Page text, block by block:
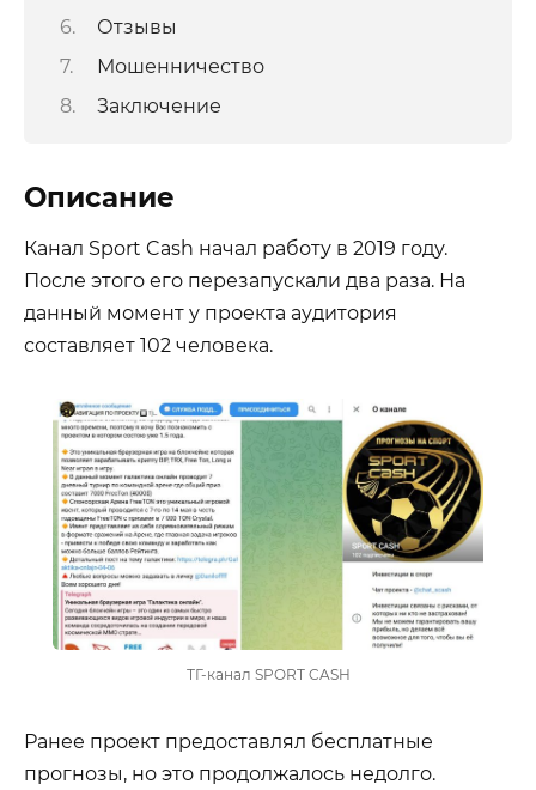
Отзывы
Мошенничество
Заключение
Описание
Канал Sport Cash начал работу в 2019 году.
После этого его перезапускали два раза. На
данный момент у проекта аудитория
составляет 102 человека.
ТГ-канал SPORT CASH
Ранее проект предоставлял бесплатные
прогнозы, но это продолжалось недолго.